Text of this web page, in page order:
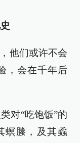
他们或许不会
，会在千年后
对“吃饱饭”的
螟螣，及其蟊